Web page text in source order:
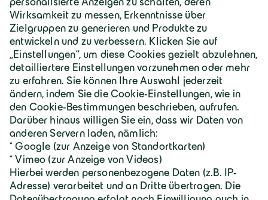
Über Geiger
Karriere